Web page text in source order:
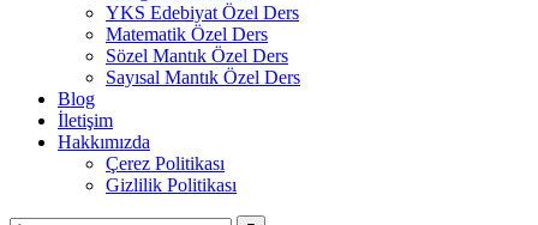
YKS Edebiyat Özel Ders
Matematik Özel Ders
Sözel Mantık Özel Ders
Sayısal Mantık Özel Ders
Blog
İletişim
Hakkımızda
Çerez Politikası
Gizlilik Politikası